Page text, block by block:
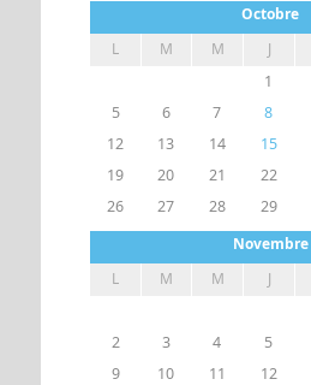
Octobre
L
M M J
1
5
6 7 8
12
13 14 15
19
20 21 22
26
27 28 29
Novembre
L
M M J
2
3 4 5
9
10 11 12